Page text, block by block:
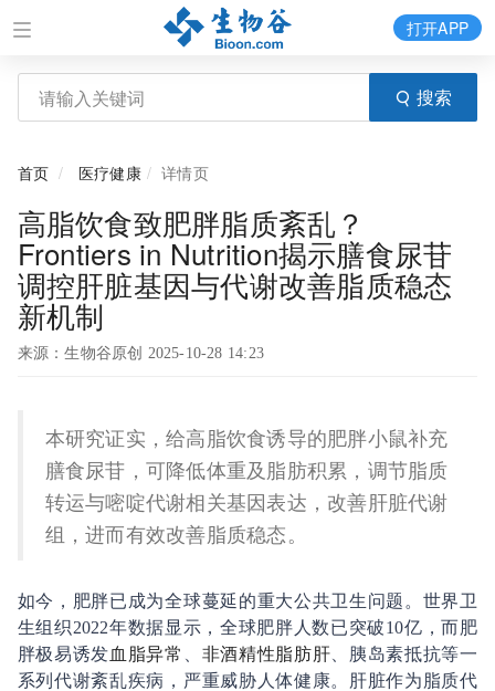
搜索
打开APP
首页 医疗健康 详情页
高脂饮食致肥胖脂质紊乱？
Frontiers in Nutrition揭示膳食尿苷
调控肝脏基因与代谢改善脂质稳态
新机制
来源：生物谷原创 2025-10-28 14:23
本研究证实，给高脂饮食诱导的肥胖小鼠补充
膳食尿苷，可降低体重及脂肪积累，调节脂质
转运与嘧啶代谢相关基因表达，改善肝脏代谢
组，进而有效改善脂质稳态。
如今，肥胖已成为全球蔓延的重大公共卫生问题。世界卫
生组织2022年数据显示，全球肥胖人数已突破10亿，而肥
胖极易诱发血脂异常 非酒精性 脂肪肝 、胰岛素抵抗等一
系列代谢紊乱疾病，严重威胁人体健康。肝脏作为脂质代